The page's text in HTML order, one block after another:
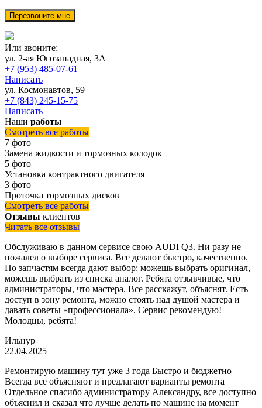
Или звоните:
ул. 2-ая Югозападная, 3А
+7 (953) 485-07-61
Написать
ул. Космонавтов, 59
+7 (843) 245-15-75
Написать
Наши работы
Смотреть все работы
7 фото
Замена жидкости и тормозных колодок
5 фото
Установка контрактного двигателя
3 фото
Проточка тормозных дисков
Смотреть все работы
Отзывы клиентов
Читать все отзывы
Обслуживаю в данном сервисе свою AUDI Q3. Ни разу не
пожалел о выборе сервиса. Все делают быстро, качественно.
По запчастям всегда дают выбор: можешь выбрать оригинал,
можешь выбрать из списка аналог. Ребята отзывчивые, что
администраторы, что мастера. Все расскажут, объяснят. Есть
доступ в зону ремонта, можно стоять над душой мастера и
давать советы «профессионала». Сервис рекомендую!
Молодцы, ребята!
Ильнур
22.04.2025
Ремонтирую машину тут уже 3 года Быстро и бюджетно
Всегда все объясняют и предлагают варианты ремонта
Отдельное спасибо администратору Александру, все доступно
объяснил и сказал что лучше делать по машине на момент